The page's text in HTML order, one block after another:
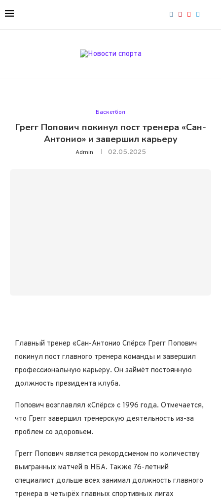
Баскетбол
Грегг Попович покинул пост тренера «Сан-
Антонио» и завершил карьеру
Admin 02.05.2025
Главный тренер «Сан-Антонио Спёрс» Грегг Попович
покинул пост главного тренера команды и завершил
профессиональную карьеру. Он займёт постоянную
должность президента клуба.
Попович возглавлял «Cпёрс» с 1996 года. Отмечается,
что Грегг завершил тренерскую деятельность из-за
проблем со здоровьем.
Грегг Попович является рекордсменом по количеству
выигранных матчей в НБА. Также 76-летний
специалист дольше всех занимал должность главного
тренера в четырёх главных спортивных лигах